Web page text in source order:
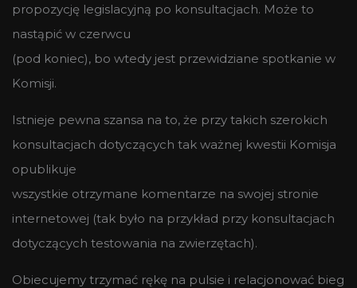
propozycję legislacyjną po konsultacjach. Może to
nastąpić w czerwcu
(pod koniec), bo wtedy jest przewidziane spotkanie w
Komisji.
Istnieje pewna szansa na to, że przy takich szerokich
konsultacjach dotyczących tak ważnej kwestii Komisja
opublikuje
wszystkie otrzymane komentarze na swojej stronie
internetowej (tak było na przykład przy konsultacjach
dotyczących testowania na zwierzętach).
Obiecujemy trzymać rękę na pulsie i relacjonować bieg